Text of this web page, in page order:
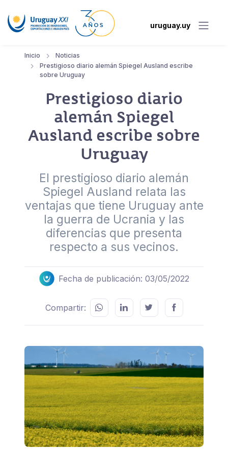
uruguay.uy
Inicio
Noticias
Prestigioso diario alemán Spiegel Ausland escribe
sobre Uruguay
Prestigioso diario
alemán Spiegel
Ausland escribe sobre
Uruguay
El prestigioso diario alemán
Spiegel Ausland relata las
ventajas que tiene Uruguay ante
la guerra de Ucrania y las
diferencias que presenta
respecto a sus vecinos.
Fecha de publicación: 03/05/2022
Compartir: